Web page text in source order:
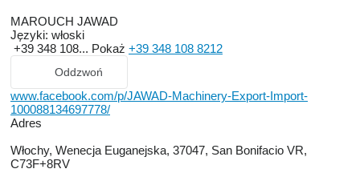
MAROUCH JAWAD
Języki: włoski
+39 348 108... Pokaż +39 348 108 8212
Oddzwoń
www.facebook.com/p/JAWAD-Machinery-Export-Import-
100088134697778/
Adres
Włochy, Wenecja Euganejska, 37047, San Bonifacio VR,
C73F+8RV